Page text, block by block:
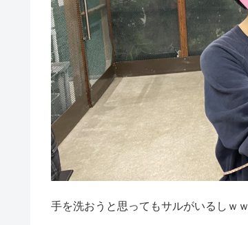
手を洗おうと思ってもサルがいるしｗｗ